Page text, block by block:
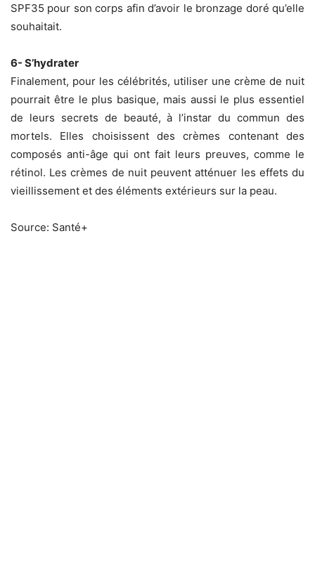
SPF35 pour son corps afin d’avoir le bronzage doré qu’elle
souhaitait.
6- S’hydrater
Finalement, pour les célébrités, utiliser une crème de nuit
pourrait être le plus basique, mais aussi le plus essentiel
de leurs secrets de beauté, à l’instar du commun des
mortels. Elles choisissent des crèmes contenant des
composés anti-âge qui ont fait leurs preuves, comme le
rétinol. Les crèmes de nuit peuvent atténuer les effets du
vieillissement et des éléments extérieurs sur la peau.
Source: Santé+